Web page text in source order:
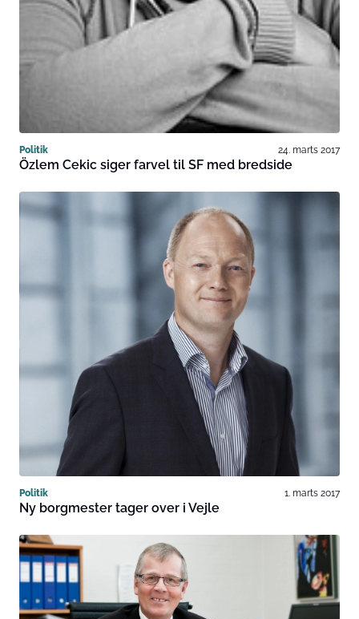
Politik 24. marts 2017
Özlem Cekic siger farvel til SF med bredside
Politik 1. marts 2017
Ny borgmester tager over i Vejle